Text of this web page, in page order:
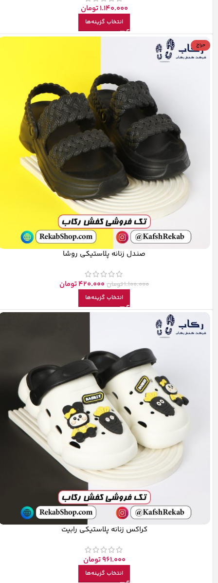
1.140.000تومان
انتخاب گزینه‌ها
حراج
صندل زنانه پلاستیکی روشا
1.100.000تومان 420.000تومان
انتخاب گزینه‌ها
کراکس زنانه پلاستیکی رابیت
961.000تومان
انتخاب گزینه‌ها